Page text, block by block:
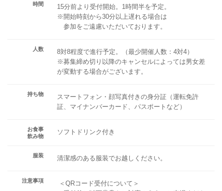
時間
15分前より受付開始。1時間半を予定。
※開始時刻から30分以上遅れる場合は
参加をご遠慮いただいております。
人数
8対8程度で進行予定。（最少開催人数：4対4）
※募集締め切り以降のキャンセルによっては男女差
が変動する場合がございます。
持ち物
スマートフォン・顔写真付きの身分証（運転免許
証、マイナンバーカード、パスポートなど）
お食事
飲み物
ソフトドリンク付き
服装 清潔感のある服装でお越しください。
注意事項
＜QRコード受付について＞